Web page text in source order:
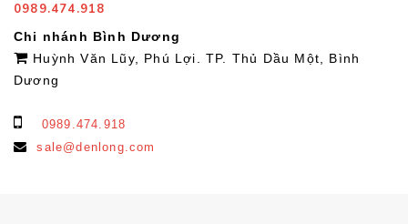
0989.474.918
Chi nhánh Bình Dương
Huỳnh Văn Lũy, Phú Lợi. TP. Thủ Dầu Một, Bình
Dương
0989.474.918
sale@denlong.com